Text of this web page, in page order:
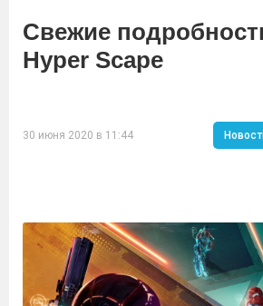
Свежие
Hyper Scape
30 июня 2020 в 11:44